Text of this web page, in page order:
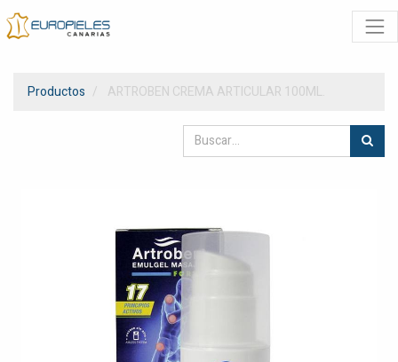
Productos ARTROBEN CREMA ARTICULAR 100ML.